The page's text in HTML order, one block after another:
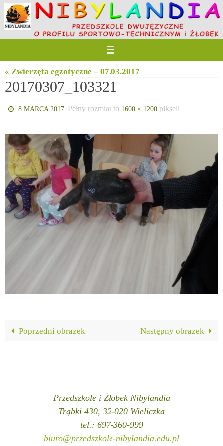
Przejdź
do
treści
« Zwierzęta egzotyczne – 07.03.2017
20170307_103321
8 MARCA 2017 Pełny rozmiar to 1600 × 1200 pikseli
Poprzedni obrazek Następny obrazek
Przedszkole i Żłobek Nibylandia
Trąbki 430, 32-020 Wieliczka
tel.: 697-360-999
biuro@przedszkole-nibylandia.edu.pl